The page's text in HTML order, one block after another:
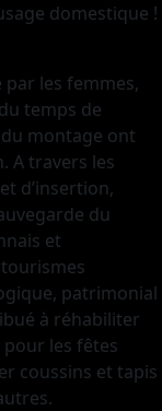
domestique !
par les femmes,
temps de
montage ont
A travers les
d’insertion,
du
et
patrimonial
à réhabiliter
pour les fêtes
coussins et tapis